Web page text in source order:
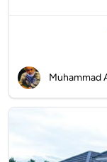
Muhammad